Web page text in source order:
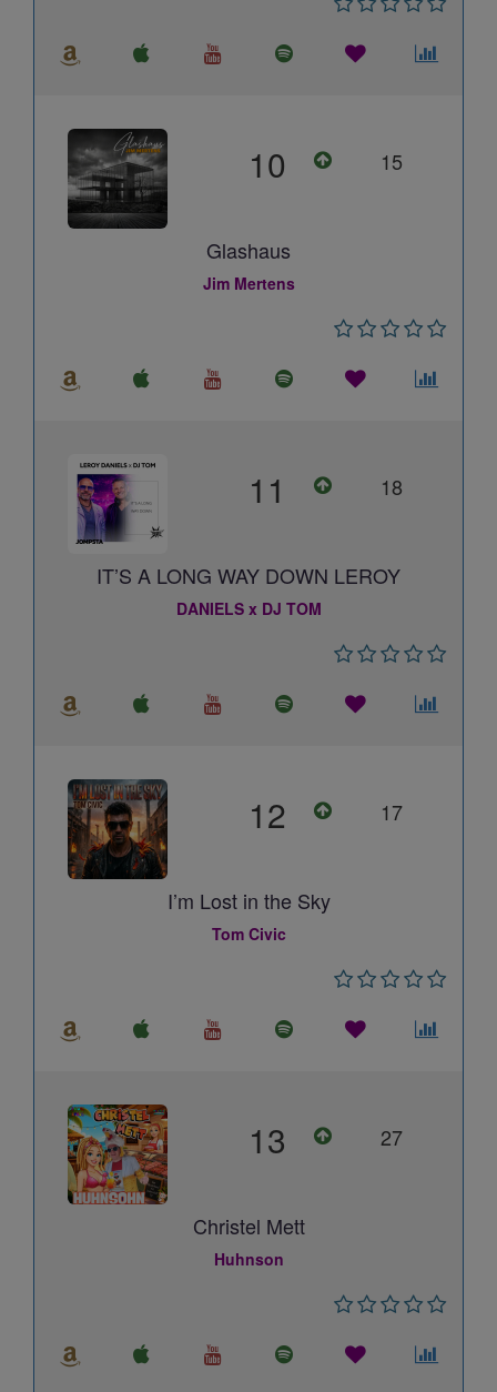
10 15
Glashaus
Jim Mertens
11 18
IT’S A LONG WAY DOWN LEROY
DANIELS x DJ TOM
12 17
I’m Lost in the Sky
Tom Civic
13 27
Christel Mett
Huhnson